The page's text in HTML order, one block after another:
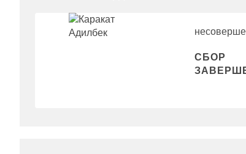
СБОР